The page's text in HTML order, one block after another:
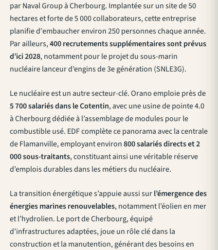
par Naval Group à Cherbourg. Implantée sur un site de 50
hectares et forte de 5 000 collaborateurs, cette entreprise
planifie d'embaucher environ 250 personnes chaque année.
Par ailleurs,400 recrutements supplémentaires sont prévus
d’ici 2028, notamment pour le projet du sous-marin
nucléaire lanceur d’engins de 3e génération (SNLE3G).
Le nucléaire est un autre secteur-clé. Orano emploie près de
5 700 salariés dans le Cotentin, avec une usine de pointe 4.0
à Cherbourg dédiée à l’assemblage de modules pour le
combustible usé. EDF complète ce panorama avec la centrale
de Flamanville, employant environ800 salariés directs et 2
000 sous-traitants, constituant ainsi une véritable réserve
d’emplois durables dans les métiers du nucléaire.
La transition énergétique s’appuie aussi surl’émergence des
énergies marines renouvelables, notamment l’éolien en mer
et l’hydrolien. Le port de Cherbourg, équipé
d’infrastructures adaptées, joue un rôle clé dans la
construction et la manutention, générant des besoins en